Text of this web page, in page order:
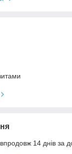
14 днів за